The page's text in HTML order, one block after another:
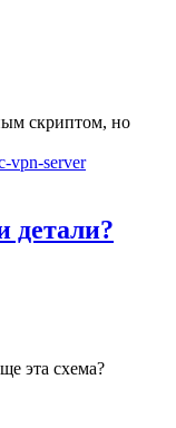
скриптом, но
vpn-server
детали?
эта схема?